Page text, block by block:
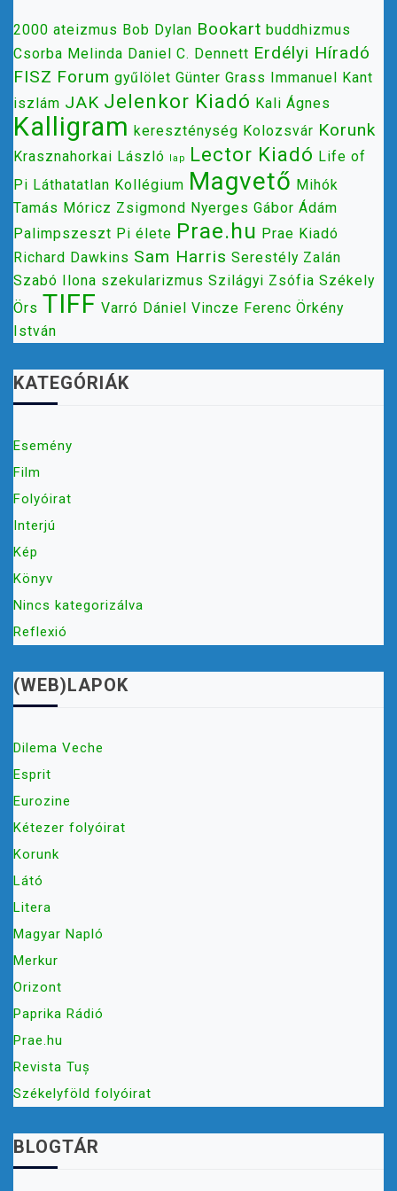
2000 ateizmus Bob Dylan Bookart buddhizmus
Csorba Melinda Daniel C. Dennett Erdélyi Híradó
FISZ Forum gyűlölet Günter Grass Immanuel Kant
iszlám JAK Jelenkor Kiadó Kali Ágnes
Kalligram kereszténység Kolozsvár Korunk
Krasznahorkai László lap Lector Kiadó Life of
Pi Láthatatlan Kollégium Magvető Mihók
Tamás Móricz Zsigmond Nyerges Gábor Ádám
Palimpszeszt Pi élete Prae.hu Prae Kiadó
Richard Dawkins Sam Harris Serestély Zalán
Szabó Ilona szekularizmus Szilágyi Zsófia Székely
Örs TIFF Varró Dániel Vincze Ferenc Örkény
István
KATEGÓRIÁK
Esemény
Film
Folyóirat
Interjú
Kép
Könyv
Nincs kategorizálva
Reflexió
(WEB)LAPOK
Dilema Veche
Esprit
Eurozine
Kétezer folyóirat
Korunk
Látó
Litera
Magyar Napló
Merkur
Orizont
Paprika Rádió
Prae.hu
Revista Tuș
Székelyföld folyóirat
BLOGTÁR